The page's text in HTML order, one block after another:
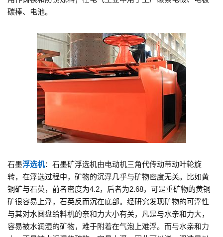
碳棒、电池。
石墨浮选机：石墨矿浮选机由电动机三角代传动带动叶轮旋
转，在浮选过程中，矿物的沉浮几乎与矿物密度无关。比如黄
铜矿与石英，前者密度为4.2，后者为2.68，可是重矿物的黄铜
矿很容易上浮，石英反而沉在底部。经研究发现矿物的可浮性
与其对水圆盘给料机的亲和力大小有关，凡是与水亲和力大，
容易被水润湿的矿物，难于附着在气泡上难浮。而与水亲和力